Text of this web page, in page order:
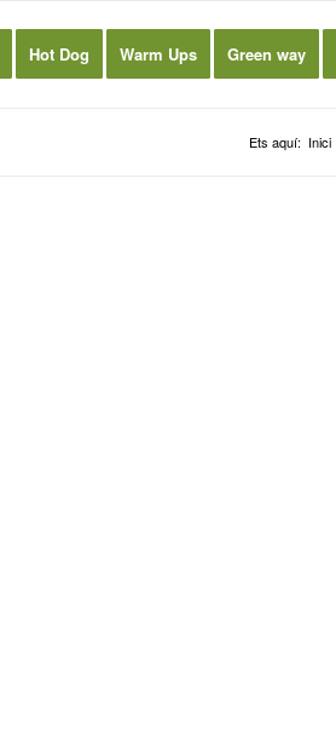
Hot Dog Warm Ups Green way
Ets aquí: Inici